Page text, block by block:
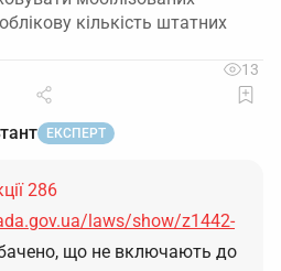
кількість штатних
13
ЕКСПЕРТ
286
laws/show/z1442-
що не включають до